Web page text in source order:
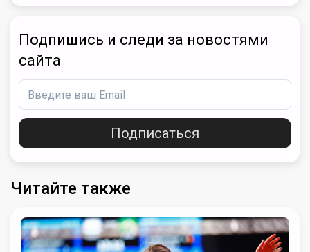
Подпишись и следи за новостями
сайта
Подписаться
Читайте также